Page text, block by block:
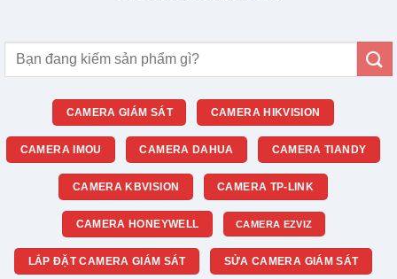
Tìm
CAMERA GIÁM SÁT CAMERA HIKVISION
CAMERA IMOU CAMERA DAHUA CAMERA TIANDY
CAMERA KBVISION CAMERA TP-LINK
CAMERA HONEYWELL CAMERA EZVIZ
LẮP ĐẶT CAMERA GIÁM SÁT SỬA CAMERA GIÁM SÁT